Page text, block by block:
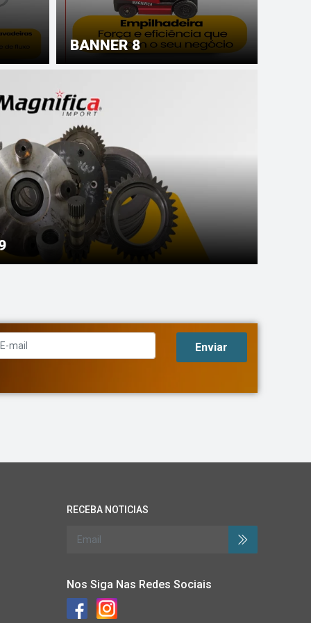
BANNER 8
Enviar
RECEBA NOTICIAS
Nos Siga Nas Redes Sociais